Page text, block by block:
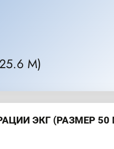
М)
ЭКГ (РАЗМЕР